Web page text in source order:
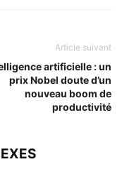
Article suivant
artificielle : un
prix Nobel doute d’un
nouveau boom de
productivité